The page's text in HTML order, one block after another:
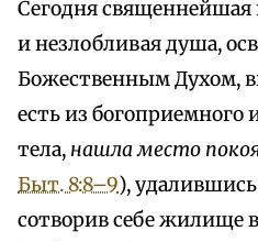
Сегодня священнейшая
и незлобливая душа,
Божественным Духом,
есть из богоприемного
тела, нашла место покоя
Быт. 8:8–9),
сотворив себе жилище